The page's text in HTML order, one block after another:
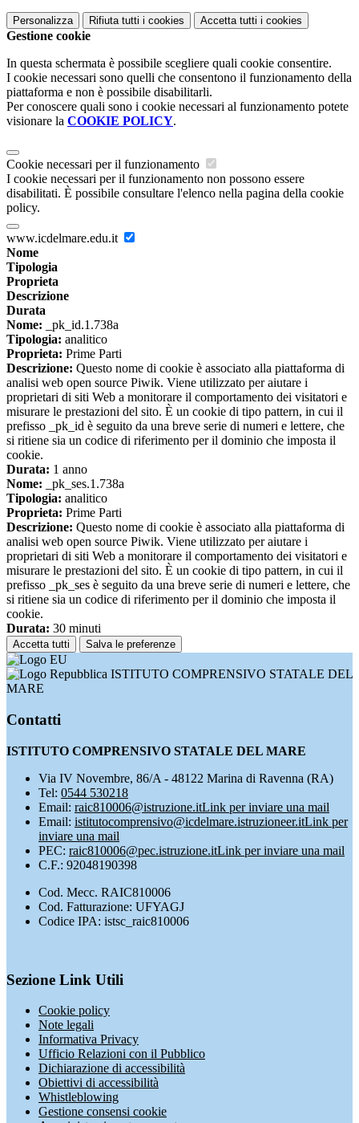
Personalizza Rifiuta tutti i cookies Accetta tutti i cookies
Gestione cookie
In questa schermata è possibile scegliere quali cookie consentire.
I cookie necessari sono quelli che consentono il funzionamento della
piattaforma e non è possibile disabilitarli.
Per conoscere quali sono i cookie necessari al funzionamento potete
visionare la COOKIE POLICY.
Cookie necessari per il funzionamento
I cookie necessari per il funzionamento non possono essere
disabilitati. È possibile consultare l'elenco nella pagina della cookie
policy.
www.icdelmare.edu.it
Nome
Tipologia
Proprieta
Descrizione
Durata
Nome: _pk_id.1.738a
Tipologia: analitico
Proprieta: Prime Parti
Descrizione: Questo nome di cookie è associato alla piattaforma di
analisi web open source Piwik. Viene utilizzato per aiutare i
proprietari di siti Web a monitorare il comportamento dei visitatori e
misurare le prestazioni del sito. È un cookie di tipo pattern, in cui il
prefisso _pk_id è seguito da una breve serie di numeri e lettere, che
si ritiene sia un codice di riferimento per il dominio che imposta il
cookie.
Durata: 1 anno
Nome: _pk_ses.1.738a
Tipologia: analitico
Proprieta: Prime Parti
Descrizione: Questo nome di cookie è associato alla piattaforma di
analisi web open source Piwik. Viene utilizzato per aiutare i
proprietari di siti Web a monitorare il comportamento dei visitatori e
misurare le prestazioni del sito. È un cookie di tipo pattern, in cui il
prefisso _pk_ses è seguito da una breve serie di numeri e lettere, che
si ritiene sia un codice di riferimento per il dominio che imposta il
cookie.
Durata: 30 minuti
Accetta tutti Salva le preferenze
ISTITUTO COMPRENSIVO STATALE DEL
MARE
Contatti
ISTITUTO COMPRENSIVO STATALE DEL MARE
Via IV Novembre, 86/A - 48122 Marina di Ravenna (RA)
Tel: 0544 530218
Email: raic810006@istruzione.itLink per inviare una mail
Email: istitutocomprensivo@icdelmare.istruzioneer.itLink per
inviare una mail
PEC: raic810006@pec.istruzione.itLink per inviare una mail
C.F.: 92048190398
Cod. Mecc. RAIC810006
Cod. Fatturazione: UFYAGJ
Codice IPA: istsc_raic810006
Sezione Link Utili
Cookie policy
Note legali
Informativa Privacy
Ufficio Relazioni con il Pubblico
Dichiarazione di accessibilità
Obiettivi di accessibilità
Whistleblowing
Gestione consensi cookie